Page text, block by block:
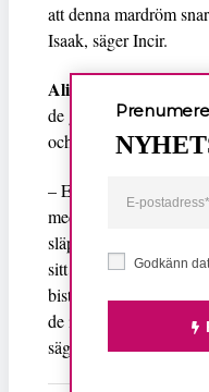
att denna mardröm
Isaak, säger Incir.
Alice Bah Kuhnke
,
de gröna, framhåller
och hans familj utsatts
– EU måste använda
medel för att pressa
släpps fri. EU är en
sitt utvecklingsbistånd.
biståndspengar får
de inskränker
säger hon i en
Godkänn